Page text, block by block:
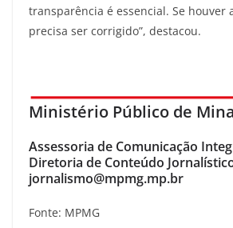
transparência é essencial. Se houver
precisa ser corrigido”, destacou.
Ministério Público de
Assessoria de Comunicação
Diretoria de Conteúdo
jornalismo@mpmg.mp.br
Fonte: MPMG